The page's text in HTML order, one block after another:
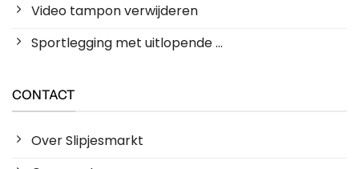
Video tampon verwijderen
Sportlegging met uitlopende ...
CONTACT
Over Slipjesmarkt